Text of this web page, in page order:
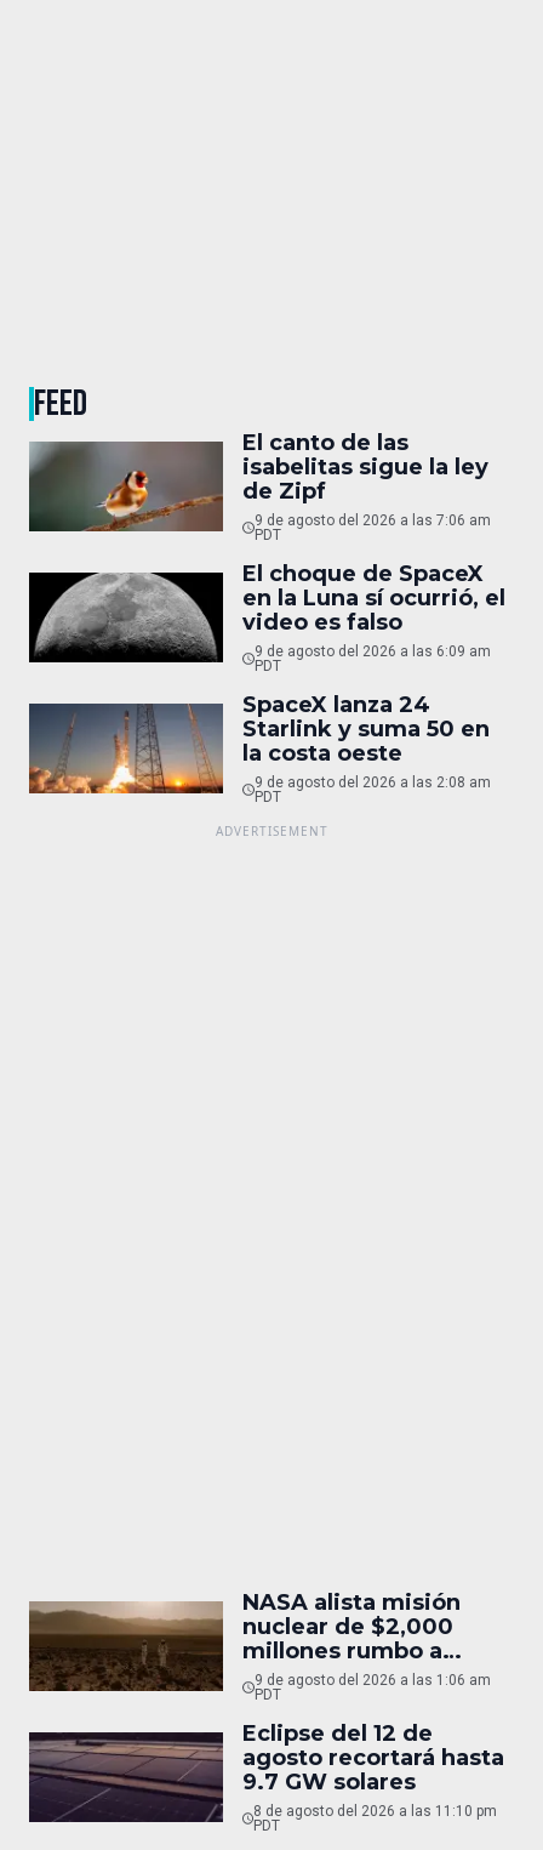
FEED
El canto de las
isabelitas sigue la ley
de Zipf
9 de agosto del 2026 a las 7:06 am
PDT
El choque de SpaceX
en la Luna sí ocurrió, el
video es falso
9 de agosto del 2026 a las 6:09 am
PDT
SpaceX lanza 24
Starlink y suma 50 en
la costa oeste
9 de agosto del 2026 a las 2:08 am
PDT
NASA alista misión
nuclear de $2,000
millones rumbo a
Marte
9 de agosto del 2026 a las 1:06 am
PDT
Eclipse del 12 de
agosto recortará hasta
9.7 GW solares
8 de agosto del 2026 a las 11:10 pm
PDT